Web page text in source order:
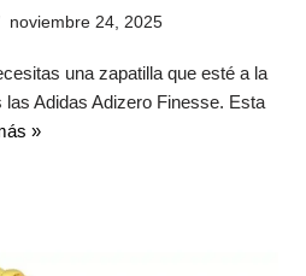
noviembre 24, 2025
una zapatilla que esté a la
Adidas Adizero Finesse. Esta
»